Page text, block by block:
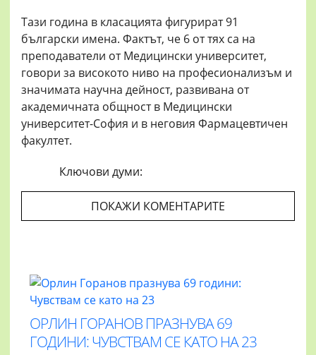
Тази година в класацията фигурират 91
български имена. Фактът, че 6 от тях са на
преподаватели от Медицински университет,
говори за високото ниво на професионализъм и
значимата научна дейност, развивана от
академичната общност в Медицински
университет-София и в неговия Фармацевтичен
факултет.
Ключови думи:
ПОКАЖИ КОМЕНТАРИТЕ
ОРЛИН ГОРАНОВ ПРАЗНУВА 69
ГОДИНИ: ЧУВСТВАМ СЕ КАТО НА 23